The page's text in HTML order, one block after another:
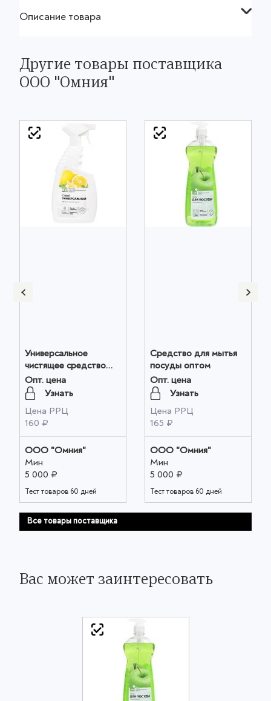
Описание товара
Другие товары поставщика
ООО "Омния"
Универсальное
чистящее средство
оптом
Опт. цена
Узнать
Цена РРЦ
160 ₽
ООО "Омния"
Мин
5 000 ₽
Тест товаров 60 дней
Средство для мытья
посуды оптом
Опт. цена
Узнать
Цена РРЦ
165 ₽
ООО "Омния"
Мин
5 000 ₽
Тест товаров 60 дней
Все товары поставщика
Вас может заинтересовать